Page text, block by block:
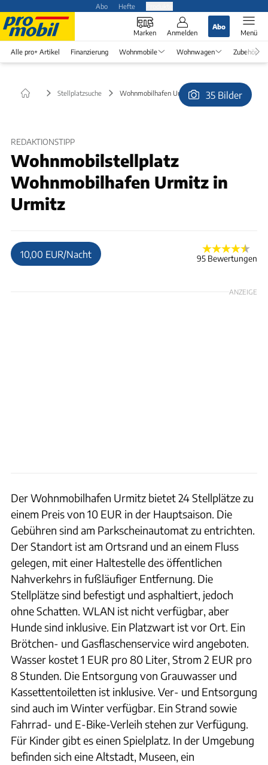
Abo Hefte
Marken Anmelden
Abo
Menü
Alle pro+ Artikel Finanzierung Wohnmobile Wohnwagen Zubehör
Stellplatzsuche Wohnmobilhafen Urmitz in Urmitz35 Bilder
REDAKTIONSTIPP
Wohnmobilstellplatz
Wohnmobilhafen Urmitz in
Urmitz
10,00 EUR/Nacht 95 Bewertungen
ANZEIGE
Der Wohnmobilhafen Urmitz bietet 24 Stellplätze zu
einem Preis von 10 EUR in der Hauptsaison. Die
Gebühren sind am Parkscheinautomat zu entrichten.
Der Standort ist am Ortsrand und an einem Fluss
gelegen, mit einer Haltestelle des öffentlichen
Nahverkehrs in fußläufiger Entfernung. Die
Stellplätze sind befestigt und asphaltiert, jedoch
ohne Schatten. WLAN ist nicht verfügbar, aber
Hunde sind inklusive. Ein Platzwart ist vor Ort. Ein
Brötchen- und Gasflaschenservice wird angeboten.
Wasser kostet 1 EUR pro 80 Liter, Strom 2 EUR pro
8 Stunden. Die Entsorgung von Grauwasser und
Kassettentoiletten ist inklusive. Ver- und Entsorgung
sind auch im Winter verfügbar. Ein Strand sowie
Fahrrad- und E-Bike-Verleih stehen zur Verfügung.
Für Kinder gibt es einen Spielplatz. In der Umgebung
befinden sich eine Altstadt, Museen, ein